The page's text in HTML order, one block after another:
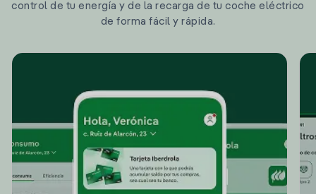
control de tu energía y de la recarga de tu coche eléctrico
de forma fácil y rápida.